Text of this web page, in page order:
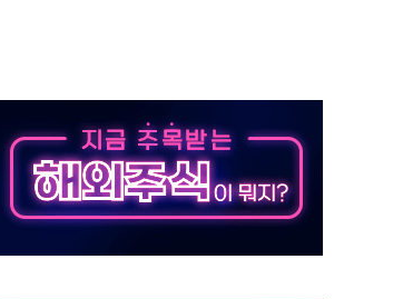
서객 7명 고립…전원 구조
르세우스 유성우 관측
상 폭우…호우경보 발효
환 여부 조사
편성…체감온도 38도 넘으면 중단